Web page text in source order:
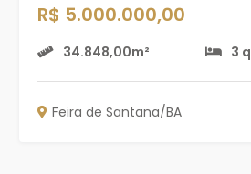
R$ 5.000.000,00
34.848,00m² 3
Feira de Santana/BA